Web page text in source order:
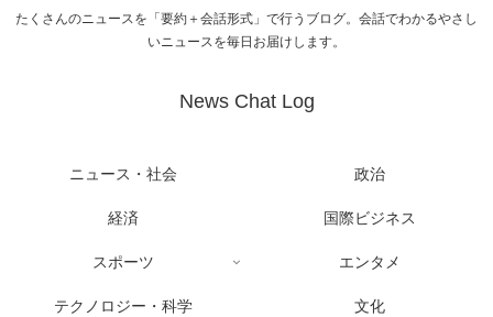
たくさんのニュースを「要約＋会話形式」で行うブログ。会話でわかるやさし
いニュースを毎日お届けします。
News Chat Log
ニュース・社会 政治
経済 国際ビジネス
スポーツ エンタメ
テクノロジー・科学 文化